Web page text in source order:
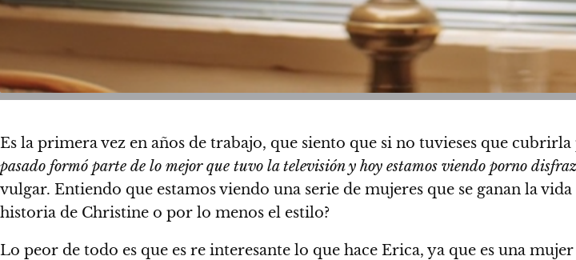
Es la primera vez en años de trabajo, que siento que si no tuvieses que
pasado formó parte de lo mejor que tuvo la televisión y hoy estamos viendo porno
vulgar. Entiendo que estamos viendo una serie de mujeres que se ganan la
historia de Christine o por lo menos el estilo?
Lo peor de todo es que es re interesante lo que hace Erica, ya que es una